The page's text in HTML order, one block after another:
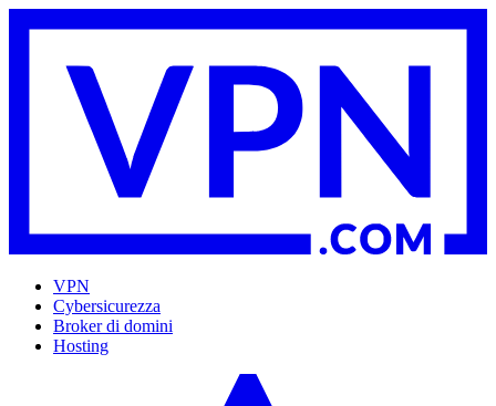
VPN
Cybersicurezza
Broker di domini
Hosting